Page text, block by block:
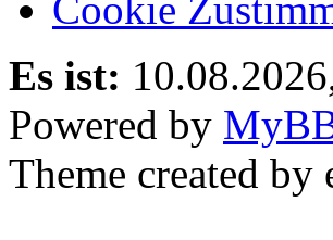
Cookie
Es ist:
Powered by
Theme created